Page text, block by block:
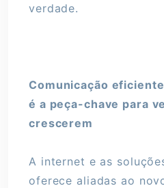
verdade.
Comunicação
é a peça-chave para
crescerem
A internet e as
oferece aliadas ao